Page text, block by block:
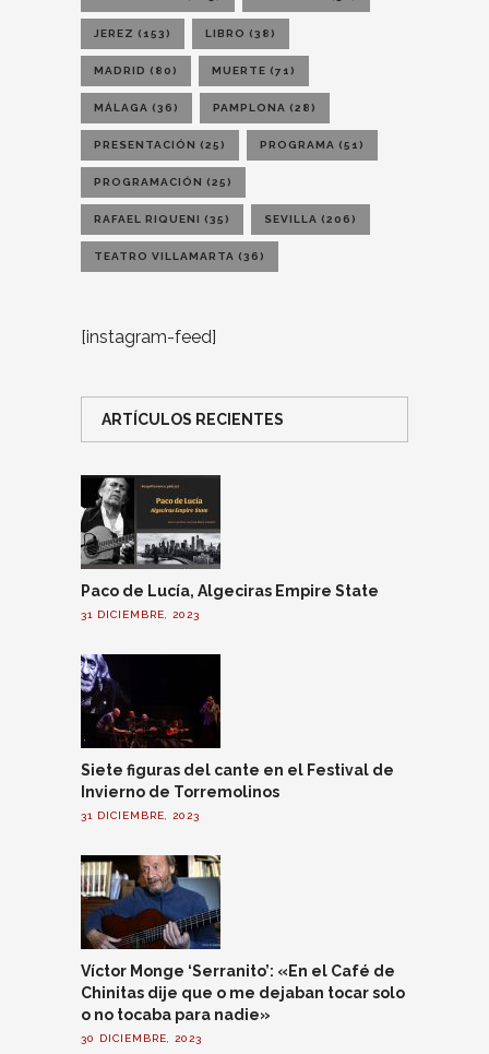
JEREZ (153) LIBRO (38)
MADRID (80) MUERTE (71)
MÁLAGA (36) PAMPLONA (28)
PRESENTACIÓN (25) PROGRAMA (51)
PROGRAMACIÓN (25)
RAFAEL RIQUENI (35) SEVILLA (206)
TEATRO VILLAMARTA (36)
[instagram-feed]
ARTÍCULOS RECIENTES
Paco de Lucía, Algeciras Empire State
31 DICIEMBRE, 2023
Siete figuras del cante en el Festival de
Invierno de Torremolinos
31 DICIEMBRE, 2023
Víctor Monge ‘Serranito’: «En el Café de
Chinitas dije que o me dejaban tocar solo
o no tocaba para nadie»
30 DICIEMBRE, 2023